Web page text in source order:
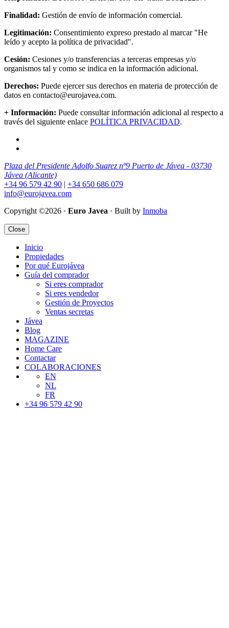
Finalidad: Gestión de envío de información comercial.
Legitimación: Consentimiento expreso prestado al marcar "He
leído y acepto la política de privacidad".
Cesión: Cesiones y/o transferencias a terceras empresas y/o
organismos tal y como se indica en la información adicional.
Derechos: Puede ejercer sus derechos en materia de protección de
datos en contacto@eurojavea.com.
+ Información: Puede consultar información adicional al respecto a
través del siguiente enlace POLÍTICA PRIVACIDAD.
Plaza del Presidente Adolfo Suarez nº9 Puerto de Jávea - 03730
Jávea (Alicante)
+34 96 579 42 90 | +34 650 686 079
info@eurojavea.com
Copyright ©2026 · Euro Javea · Built by Inmoba
Close
Inicio
Propiedades
Por qué Eurojávea
Guía del comprador
Si eres comprador
Si eres vendedor
Gestión de Proyectos
Ventas secretas
Jávea
Blog
MAGAZINE
Home Care
Contactar
COLABORACIONES
EN
NL
FR
+34 96 579 42 90